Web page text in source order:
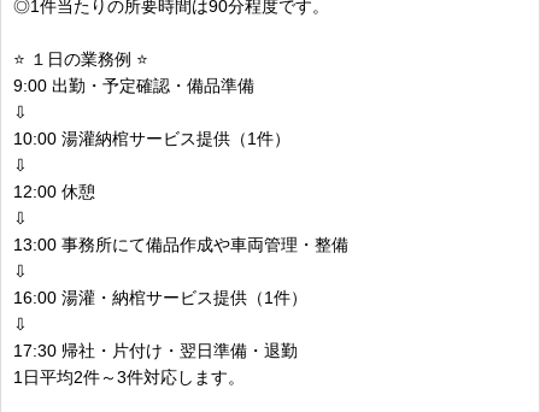
◎1件当たりの所要時間は90分程度です。
⭐ １日の業務例 ⭐
9:00 出勤・予定確認・備品準備
⇩
10:00 湯灌納棺サービス提供（1件）
⇩
12:00 休憩
⇩
13:00 事務所にて備品作成や車両管理・整備
⇩
16:00 湯灌・納棺サービス提供（1件）
⇩
17:30 帰社・片付け・翌日準備・退勤
1日平均2件～3件対応します。